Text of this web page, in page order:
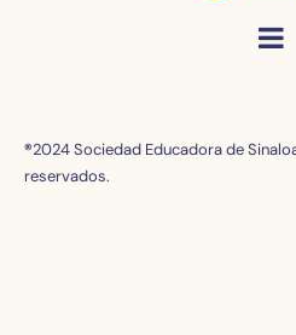
®2024 Sociedad Educadora de
reservados.